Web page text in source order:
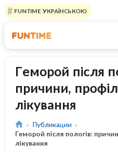
FUNTIME УКРАЇНСЬКОЮ
Геморой після
причини,
лікування
Публикации
Геморой після пологів:
лікування